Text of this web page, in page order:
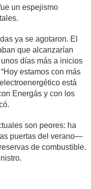
un espejismo
ya se agotaron. El
que alcanzarían
días más a inicios
estamos con más
está
Energás y con los
son peores: ha
puertas del verano—
de combustible.